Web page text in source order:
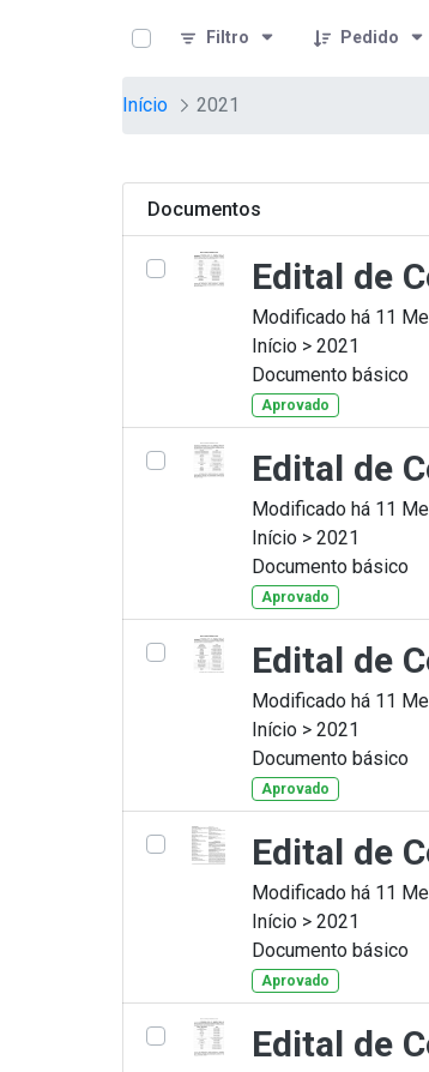
teste descricaoFiltro
Pedido
Início 2021
Documentos
Edital de
Modificado há 11
Início > 2021
Documento básico
Aprovado
Edital de
Modificado há 11
Início > 2021
Documento básico
Aprovado
Edital de
Modificado há 11
Início > 2021
Documento básico
Aprovado
Edital de
Modificado há 11
Início > 2021
Documento básico
Aprovado
Edital de